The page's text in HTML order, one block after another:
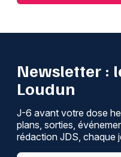
Newsletter :
Loudun
J-6 avant votre dose
plans, sorties,
rédaction JDS, chaque